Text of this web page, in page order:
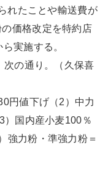
れたことや輸送費が
の価格改定を特約店
実施する。
次の通り。（久保喜
円値下げ（2）中力
）国内産小麦100％
強力粉・準強力粉＝